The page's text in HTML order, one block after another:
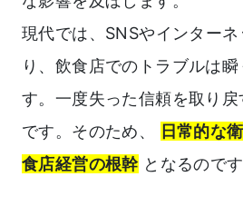
現代では、SNSやインターネ
り、飲食店でのトラブルは
す。一度失った信頼を取り
です。そのため、
日常的な
食店経営の根幹となるのです